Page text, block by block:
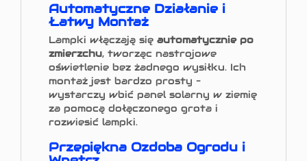
Automatyczne Działanie i
Łatwy Montaż
Lampki włączają się automatycznie po
zmierzchu, tworząc nastrojowe
oświetlenie bez żadnego wysiłku. Ich
montaż jest bardzo prosty –
wystarczy wbić panel solarny w ziemię
za pomocą dołączonego grota i
rozwiesić lampki.
Przepiękna Ozdoba Ogrodu i